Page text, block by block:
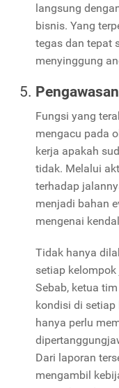
langsung
bisnis. Yang
tegas dan tepat
menyinggung
Fungsi yang
mengacu pada
kerja apakah
tidak. Melalui
terhadap
menjadi bahan
mengenai
Tidak hanya
setiap
Sebab, ketua
kondisi di
hanya perlu
Dari laporan
mengambil